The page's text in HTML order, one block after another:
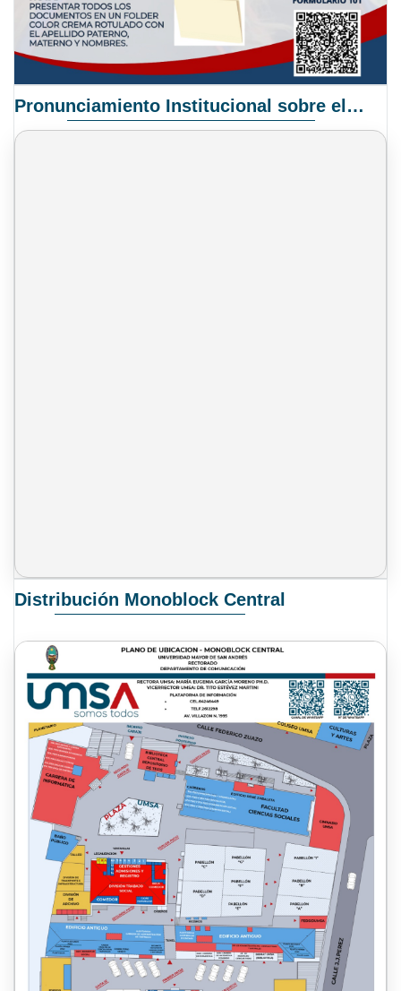
Pronunciamiento Institucional sobre el Proyecto de Ley N° 068/2025-2026 C.S.
Distribución Monoblock Central